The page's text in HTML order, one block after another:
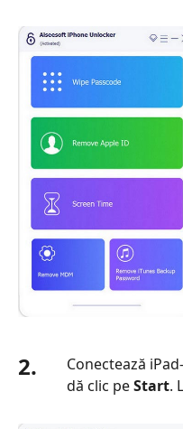
2.
Conectează
dă clic peStart.